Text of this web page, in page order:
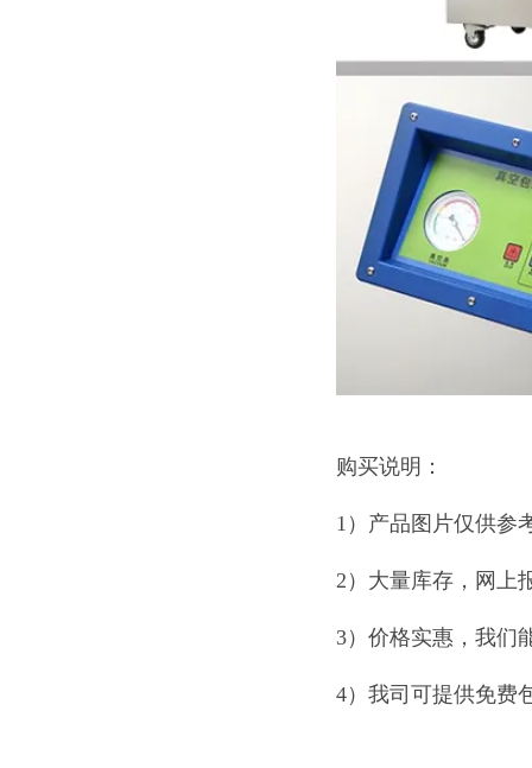
购买说明：
1）产品图片仅供参
2）大量库存，网上
3）价格实惠，我们
4）我司可提供免费